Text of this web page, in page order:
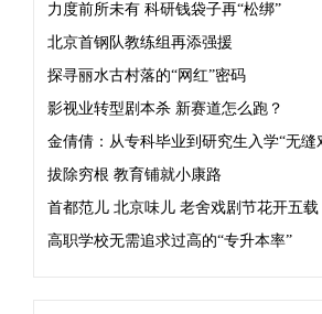
力度前所未有 科研钱袋子再“松绑”
北京首钢队教练组再添强援
探寻丽水古村落的“网红”密码
影视业转型剧本杀 新赛道怎么跑？
拔除穷根 教育铺就小康路
首都范儿 北京味儿 老舍戏剧节花开五载
高职学校无需追求过高的“专升本率”